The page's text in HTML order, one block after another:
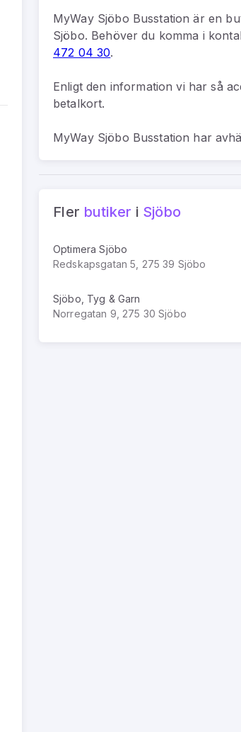
MyWay Sjöbo Busstation är en
Sjöbo. Behöver du komma i
472 04 30.
Enligt den information vi har så
betalkort.
MyWay Sjöbo Busstation har
Fler butiker i Sjöbo
Optimera Sjöbo
Redskapsgatan 5, 275 39 Sjöbo
Sjöbo, Tyg & Garn
Norregatan 9, 275 30 Sjöbo